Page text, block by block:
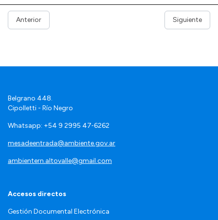
Anterior Siguiente
Belgrano 448.
Cipolletti - Río Negro
Whatsapp: +54 9 2995 47‑6262
mesadeentrada@ambiente.gov.ar
ambientern.altovalle@gmail.com
Accesos directos
Gestión Documental Electrónica